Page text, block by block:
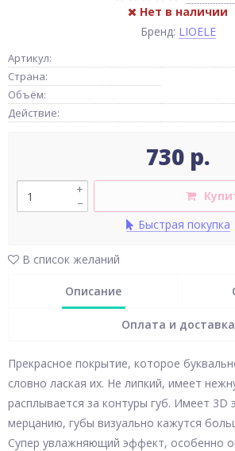
Нет в наличии
Бренд: LIOELE
Артикул:
Страна:
Объём:
Действие:
730 р.
–
+
Быстрая покупка
В список желаний
Описание
Оплата и доставка
Прекрасное покрытие, которое
словно лаская их. Не липкий, имеет
расплывается за контуры губ. Имеет 3D
мерцанию, губы визуально кажутся
Супер увлажняющий эффект, особенно